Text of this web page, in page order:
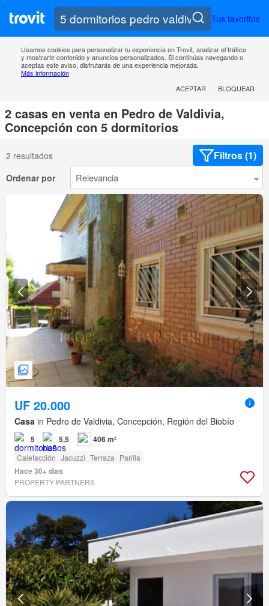
Tus favoritos
Usamos cookies para personalizar tu experiencia en Trovit, analizar el tráfico
y mostrarte contenido y anuncios personalizados. Si continúas navegando o
aceptas este aviso, disfrutarás de una experiencia mejorada.
Más información
ACEPTAR
BLOQUEAR
2 casas en venta en Pedro de Valdivia,
Concepción con 5 dormitorios
2 resultados Filtros (1)
Ordenar por
UF 20.000
Casa in Pedro de Valdivia, Concepción, Región del Biobío
5 5,5 406 m²
Calefacción Jacuzzi Terraza Parilla
Hace 30+ días
PROPERTY PARTNERS